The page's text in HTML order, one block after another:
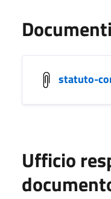
Documenti
statuto-
Ufficio